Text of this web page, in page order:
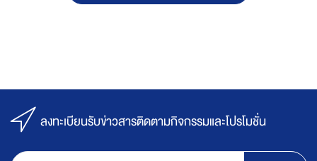
ลงทะเบียนรับข่าวสารติดตามกิจกรรมและโปรโมชั่น